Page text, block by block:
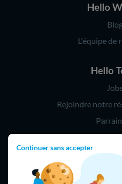
Continuer sans accepter
Hello
L'équipe de
Hello
Jobs
Rejoindre notre
Hello
09 75 18 60 60